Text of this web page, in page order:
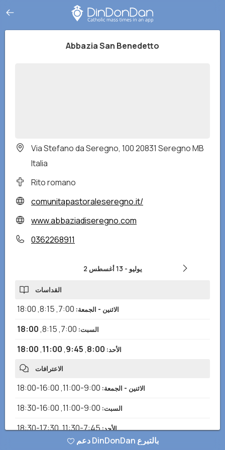
Abbazia San Benedetto
Via Stefano da Seregno, 100 20831 Seregno MB
Italia
Rito romano
comunitapastoraleseregno.it/
www.abbaziadiseregno.com
0362268911
2 يوليو -13 أغسطس
القداسات
الاثنين - الجمعة:
7:00
,
8:15
,
18:00
السبت:
7:00
,
8:15
,
18:00
الأحد:
8:00
,
9:45
,
11:00
,
18:00
الاعترافات
الاثنين - الجمعة:
9:00-11:00
,
16:00-18:00
السبت:
9:00-11:00
,
16:00-18:30
الأحد:
7:45-11:30
,
17:30-18:30
دعم DinDonDan بالتبرع